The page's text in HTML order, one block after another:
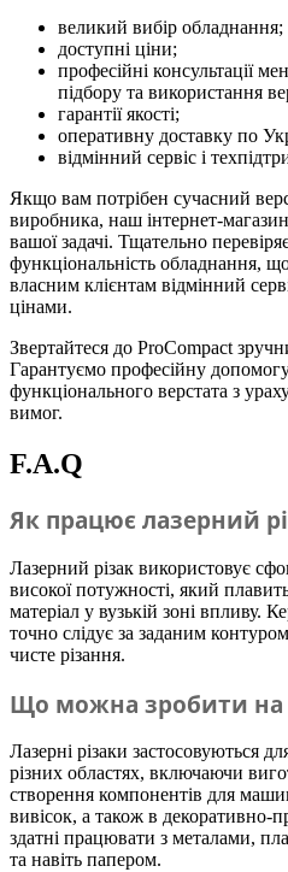
великий вибір обладнання;
доступні ціни;
професійні консультації
підбору та використання
гарантії якості;
оперативну доставку по
відмінний сервіс і
Якщо вам потрібен сучасний
виробника, наш інтернет-
вашої задачі. Тщательно
функціональність обладнання,
власним клієнтам відмінний
цінами.
Звертайтеся до ProCompact
Гарантуємо професійну
функціонального верстата з
вимог.
F.A.Q
Як працює лазерний
Лазерний різак використовує
високої потужності, який
матеріал у вузькій зоні впливу.
точно слідує за заданим
чисте різання.
Що можна зробити на
Лазерні різаки застосовуються
різних областях, включаючи
створення компонентів для
вивісок, а також в декоративно-
здатні працювати з металами,
та навіть папером.